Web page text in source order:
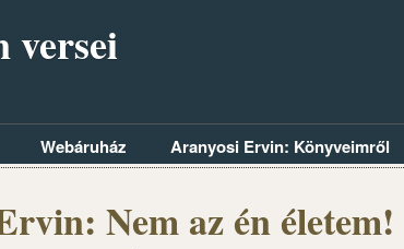
versei
Webáruház Aranyosi Ervin: Könyveimről
Nem az én életem!